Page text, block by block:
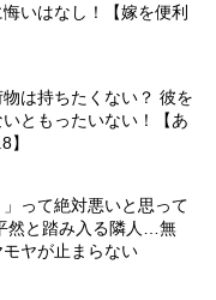
いはなし！【嫁を便利
は持ちたくない？ 彼を
ともったいない！【あ
】
」って絶対悪いと思って
然と踏み入る隣人…無
ヤが止まらない